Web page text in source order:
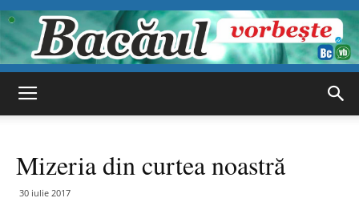
vorbește
Mizeria din curtea noastră
30 iulie 2017